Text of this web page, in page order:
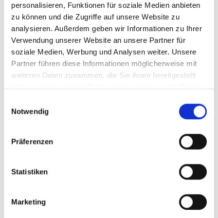
personalisieren, Funktionen für soziale Medien anbieten
zu können und die Zugriffe auf unsere Website zu
analysieren. Außerdem geben wir Informationen zu Ihrer
Verwendung unserer Website an unsere Partner für
soziale Medien, Werbung und Analysen weiter. Unsere
Partner führen diese Informationen möglicherweise mit
weiteren Daten zusammen, die Sie ihnen bereitgestellt
haben oder die sie im Rahmen Ihrer Nutzung der Dienste
Notwendig
Präferenzen
Statistiken
Marketing
11/ 2025 | Bericht
Climate Risk Index 2026 - Who suffers
most form extreme weather events?
Projekt